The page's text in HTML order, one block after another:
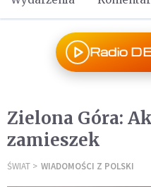
Radio
Zielona Góra:
zamieszek
ŚWIAT WIADOMOŚCI Z POLSKI